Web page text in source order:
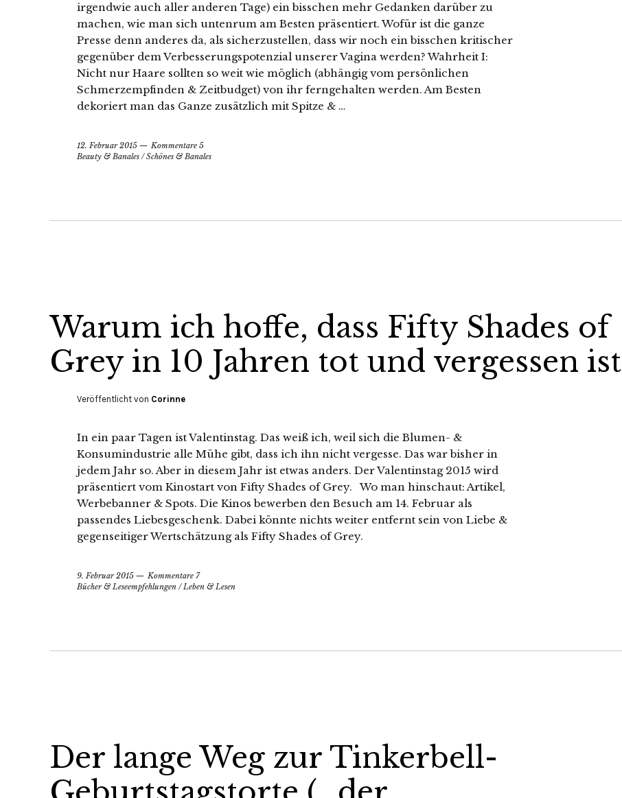
irgendwie auch aller anderen Tage) ein bisschen mehr Gedanken darüber zu
machen, wie man sich untenrum am Besten präsentiert. Wofür ist die ganze
Presse denn anderes da, als sicherzustellen, dass wir noch ein bisschen kritischer
gegenüber dem Verbesserungspotenzial unserer Vagina werden? Wahrheit I:
Nicht nur Haare sollten so weit wie möglich (abhängig vom persönlichen
Schmerzempfinden & Zeitbudget) von ihr ferngehalten werden. Am Besten
dekoriert man das Ganze zusätzlich mit Spitze & …
12. Februar 2015
Kommentare 5
Beauty & Banales /Schönes & Banales
Warum ich hoffe, dass Fifty Shades of
Grey in 10 Jahren tot und vergessen ist
Veröffentlicht von Corinne
In ein paar Tagen ist Valentinstag. Das weiß ich, weil sich die Blumen- &
Konsumindustrie alle Mühe gibt, dass ich ihn nicht vergesse. Das war bisher in
jedem Jahr so. Aber in diesem Jahr ist etwas anders. Der Valentinstag 2015 wird
präsentiert vom Kinostart von Fifty Shades of Grey. Wo man hinschaut: Artikel,
Werbebanner & Spots. Die Kinos bewerben den Besuch am 14. Februar als
passendes Liebesgeschenk. Dabei könnte nichts weiter entfernt sein von Liebe &
gegenseitiger Wertschätzung als Fifty Shades of Grey.
9. Februar 2015
Kommentare 7
Bücher & Leseempfehlungen /Leben & Lesen
Der lange Weg zur Tinkerbell-